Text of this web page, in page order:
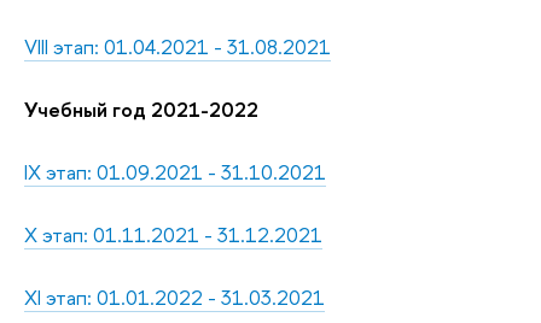
VIII этап: 01.04.2021 - 31.08.2021
Учебный год 2021-2022
IX этап: 01.09.2021 - 31.10.2021
X этап: 01.11.2021 - 31.12.2021
XI этап: 01.01.2022 - 31.03.2021